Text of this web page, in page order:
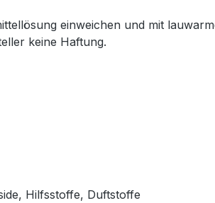
einweichen und mit
keine Haftung.
Hilfsstoffe, Duftstoffe